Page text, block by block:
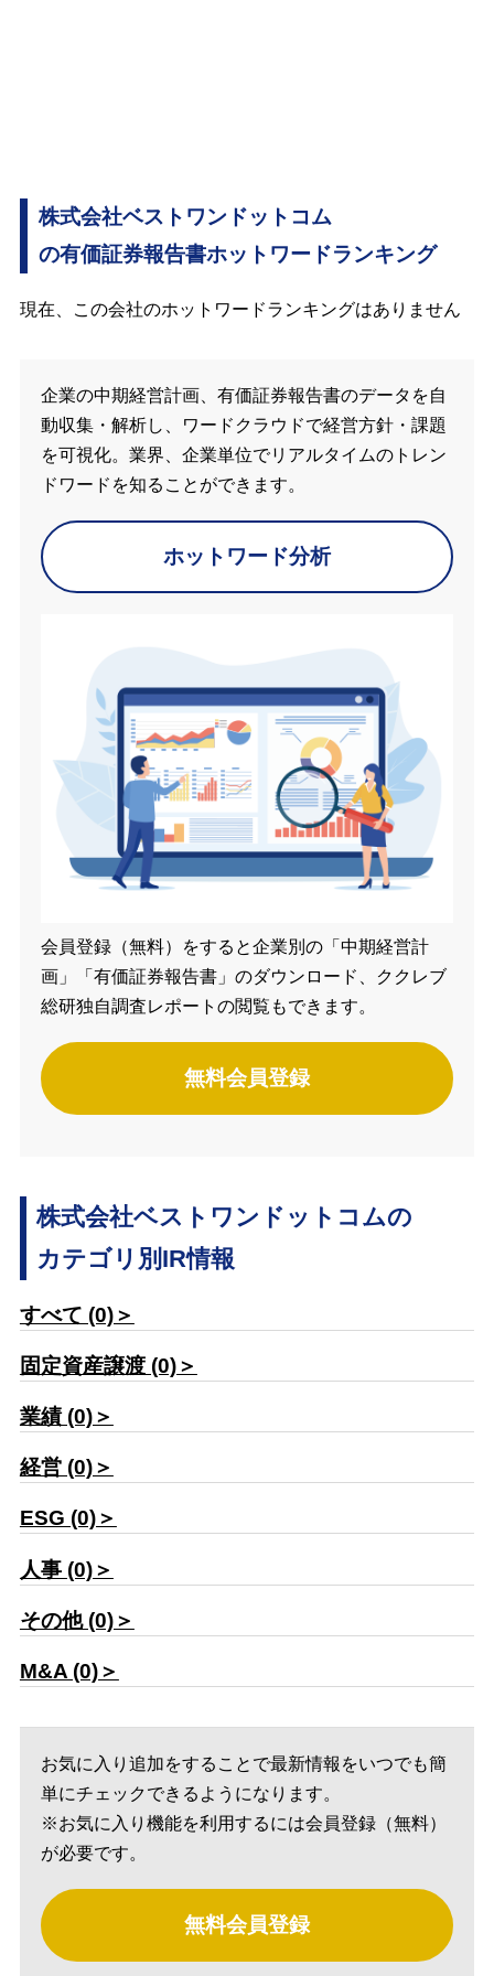
株式会社ベストワンドットコム
の有価証券報告書ホットワードランキング
現在、この会社のホットワードランキングはありません
企業の中期経営計画、有価証券報告書のデータを自
動収集・解析し、ワードクラウドで経営方針・課題
を可視化。業界、企業単位でリアルタイムのトレン
ドワードを知ることができます。
ホットワード分析
会員登録（無料）をすると企業別の「中期経営計
画」「有価証券報告書」のダウンロード、ククレブ
総研独自調査レポートの閲覧もできます。
無料会員登録
株式会社ベストワンドットコムの
カテゴリ別IR情報
すべて (0)＞
固定資産譲渡 (0)＞
業績 (0)＞
経営 (0)＞
ESG (0)＞
人事 (0)＞
その他 (0)＞
M&A (0)＞
お気に入り追加をすることで最新情報をいつでも簡
単にチェックできるようになります。
※お気に入り機能を利用するには会員登録（無料）
が必要です。
無料会員登録